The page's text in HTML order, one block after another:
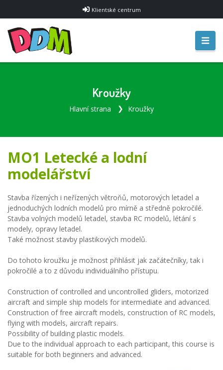
Klientské centrum
Kroužky
Hlavní strana Kroužky
MO1 Letecké a lodní
modelářství
Stavba řízených i neřízených větroňů, motorových letadel a
jednoduchých lodních modelů pro mírně a středně pokročilé.
Stavba volných modelů letadel, stavba RC modelů, létání s
modely, opravy letadel.
Také možnost stavby plastikových modelů.
Do tohoto kroužku je možnost přihlásit jak začátečníky, tak i
pokročilé a to z důvodu individuálního přístupu.
Construction of controlled and uncontrolled gliders, motorized
aircraft and simple ship models for intermediate and advanced.
Construction of free aircraft models, construction of RC models,
flying with models, aircraft repairs.
Possibility of building plastic models.
Due to the individual approach to each participant, this course is
suitable for both beginners and advanced.